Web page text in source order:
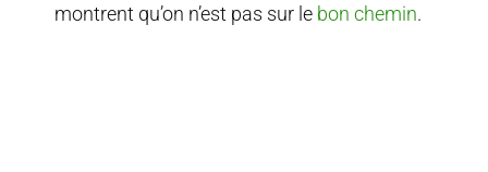
montrent qu’on n’est pas sur le bon chemin.